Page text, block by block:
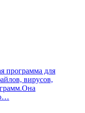
программа для
вирусов,